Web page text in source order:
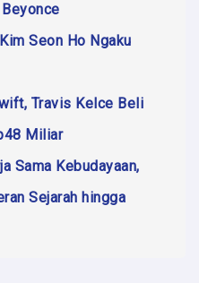
Seon Ho Ngaku
Travis Kelce Beli
Miliar
Sama Kebudayaan,
Sejarah hingga